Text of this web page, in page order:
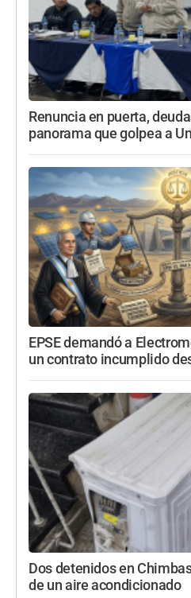
Renuncia en puerta,
panorama que golpea a
EPSE demandó a
un contrato incumplido
Dos detenidos en
de un aire acondicionado